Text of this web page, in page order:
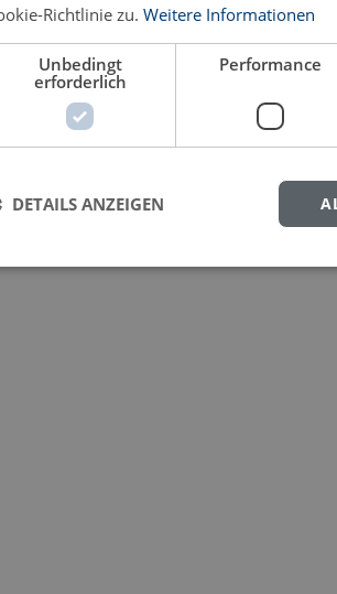
Richtlinie zu. Weitere Informationen
Unbedingt
erforderlich
Performance
DETAILS ANZEIGEN